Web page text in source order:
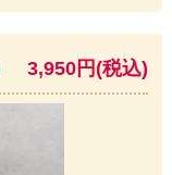
3,950円(税込)